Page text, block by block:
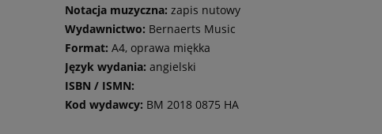
Notacja muzyczna: zapis nutowy
Wydawnictwo: Bernaerts Music
Format: A4, oprawa miękka
Język wydania: angielski
ISBN / ISMN:
Kod wydawcy: BM 2018 0875 HA